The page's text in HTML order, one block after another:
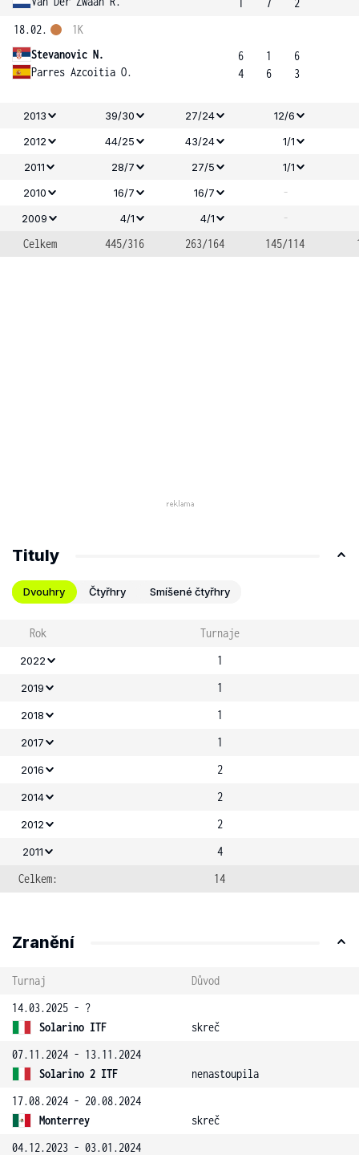
7
2
18.02.
Stevanovic N.
Parres Azcoitia O.
1K
6
4
1
6
6
3
2013 39/30 27/24
12/6
2012
44/25 43/24
1/1
2011
28/7 27/5
1/1
2010
16/7 16/7 -
2009 4/1 4/1
-
Celkem
445/316 263/164 145/114
Tituly
Dvouhry Čtyřhry Smíšené čtyřhry
Rok Turnaje
2022 1
2019 1
2018 1
2017 1
2016 2
2014 2
2012 2
2011
4
Celkem:
14
Zranění
Turnaj
Důvod
14.03.2025 - ?
Solarino ITF
skreč
07.11.2024 - 13.11.2024
Solarino 2 ITF
nenastoupila
17.08.2024 - 20.08.2024
Monterrey
skreč
04.12.2023 - 03.01.2024